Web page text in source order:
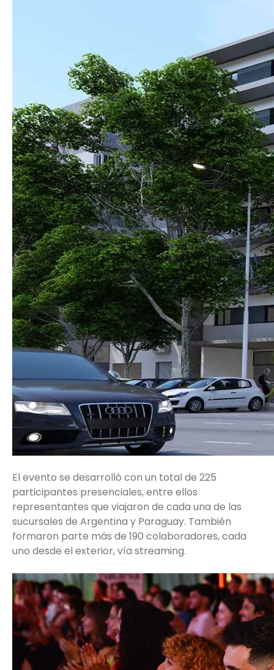
El evento se desarrolló con un total de 225
participantes presenciales, entre ellos
representantes que viajaron de cada una de las
sucursales de Argentina y Paraguay. También
formaron parte más de 190 colaboradores, cada
uno desde el exterior, vía streaming.